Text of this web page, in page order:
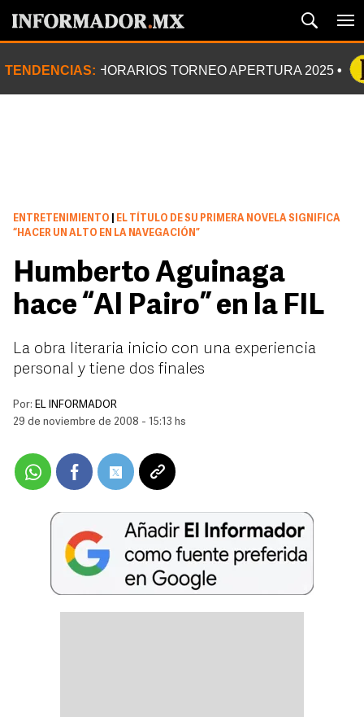
TENDENCIAS: HORARIOS TORNEO APERTURA 2025
ENTRETENIMIENTO
EL TÍTULO DE SU PRIMERA NOVELA SIGNIFICA
“HACER UN ALTO EN LA NAVEGACIÓN”
Humberto Aguinaga
hace “Al Pairo” en la FIL
La obra literaria inicio con una experiencia
personal y tiene dos finales
Por: EL INFORMADOR
29 de noviembre de 2008 - 15:13 hs